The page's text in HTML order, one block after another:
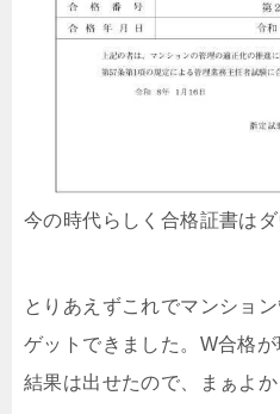
今の時代らしく合格証書はダ
とりあえずこれでマンショ
ゲットできました。W合格
結果は出せたので、まぁよか